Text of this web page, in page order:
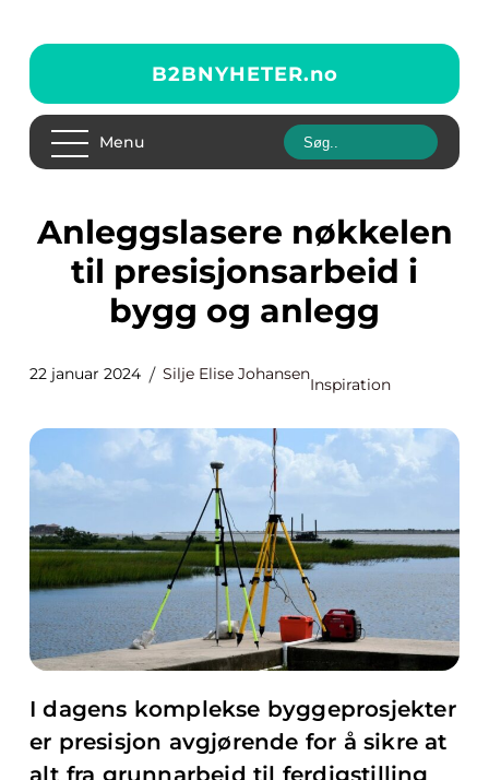
B2BNYHETER.no
Menu
Anleggslasere nøkkelen
til presisjonsarbeid i
bygg og anlegg
22 januar 2024 Silje Elise Johansen
Inspiration
I dagens komplekse byggeprosjekter
er presisjon avgjørende for å sikre at
alt fra grunnarbeid til ferdigstilling